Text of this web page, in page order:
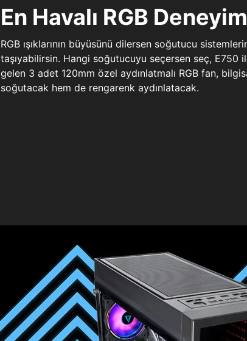
En Havalı RGB
RGB ışıklarının büyüsünü dilersen soğutucu
taşıyabilirsin. Hangi soğutucuyu seçersen seç, E750
gelen 3 adet 120mm özel aydınlatmalı RGB fan,
soğutacak hem de rengarenk aydınlatacak.